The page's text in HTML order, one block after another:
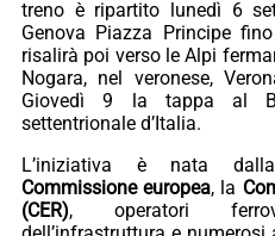
treno è ripartito lunedì 6
Genova Piazza Principe
risalirà poi verso le Alpi
Nogara, nel veronese,
Giovedì 9 la tappa al
settentrionale d’Italia.
L’iniziativa è nata
Commissione europea, la
(CER), operatori